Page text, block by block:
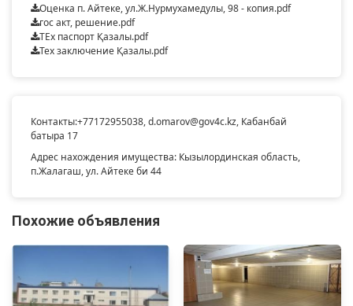
Оценка п. Айтеке, ул.Ж.Нурмухамедулы, 98 - копия.pdf
гос акт, решение.pdf
ТЕх паспорт Қазалы.pdf
Тех заключение Қазалы.pdf
Контакты:+77172955038,d.omarov@gov4c.kz, Кабанбай
батыра 17
Адрес нахождения имущества: Кызылординская область,
п.Жалагаш, ул. Айтеке би 44
Похожие объявления